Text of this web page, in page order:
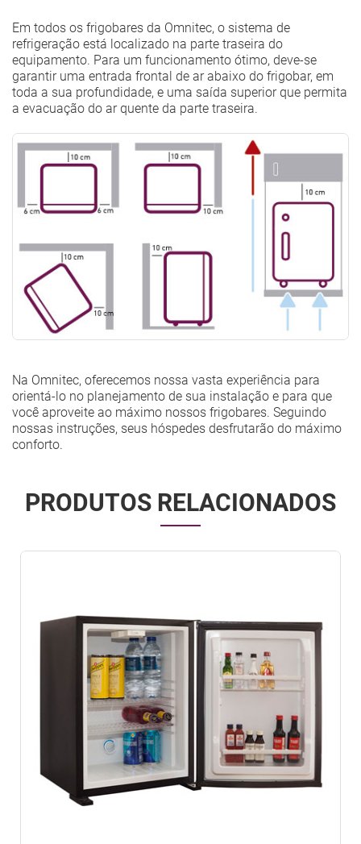
Em todos os frigobares da Omnitec, o sistema de
refrigeração está localizado na parte traseira do
equipamento. Para um funcionamento ótimo, deve-se
garantir uma entrada frontal de ar abaixo do frigobar, em
toda a sua profundidade, e uma saída superior que permita
a evacuação do ar quente da parte traseira.
Na Omnitec, oferecemos nossa vasta experiência para
orientá-lo no planejamento de sua instalação e para que
você aproveite ao máximo nossos frigobares. Seguindo
nossas instruções, seus hóspedes desfrutarão do máximo
conforto.
PRODUTOS RELACIONADOS